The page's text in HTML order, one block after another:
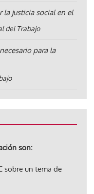
la justicia social en el
del Trabajo
para la
son:
sobre un tema de